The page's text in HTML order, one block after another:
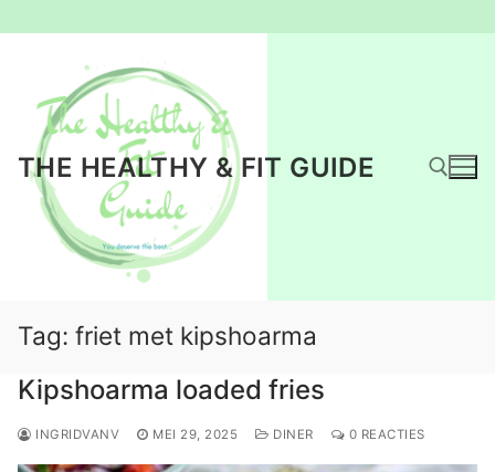
inhoud
THE HEALTHY & FIT GUIDE
Tag: friet met kipshoarma
Kipshoarma loaded fries
INGRIDVANV MEI 29, 2025 DINER 0 REACTIES